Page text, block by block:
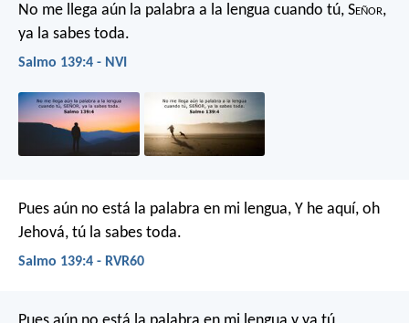
No me llega aún la palabra a la lengua cuando tú, Señor,
ya la sabes toda.
Salmo 139:4 - NVI
Pues aún no está la palabra en mi lengua, Y he aquí, oh
Jehová, tú la sabes toda.
Salmo 139:4 - RVR60